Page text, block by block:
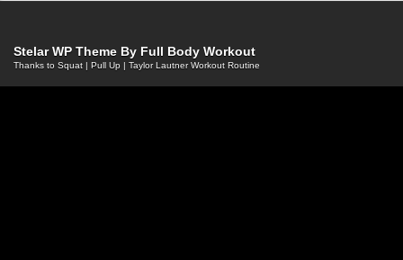
Stelar WP Theme By Full Body Workout
Thanks to Squat | Pull Up | Taylor Lautner Workout Routine